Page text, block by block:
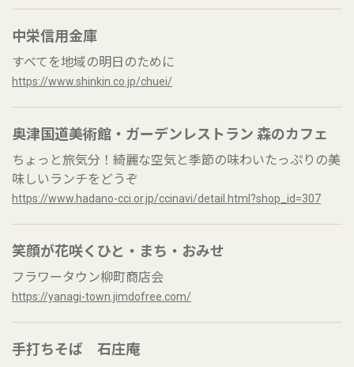
中栄信用金庫
すべてを地域の明日のために
https://www.shinkin.co.jp/chuei/
奥津国道美術館・ガーデンレストラン 森のカフェ
ちょっと旅気分！綺麗な空気と季節の味わいたっぷりの美
味しいランチをどうぞ
https://www.hadano-cci.or.jp/ccinavi/detail.html?shop_id=307
笑顔が花咲くひと・まち・おみせ
フラワータウン柳町商店会
https://yanagi-town.jimdofree.com/
手打ちそば 石庄庵